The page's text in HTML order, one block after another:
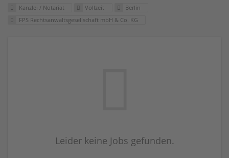
Kanzlei / Notariat Vollzeit
Berlin
FPS Rechtsanwaltsgesellschaft mbH & Co. KG
Leider keine Jobs gefunden.